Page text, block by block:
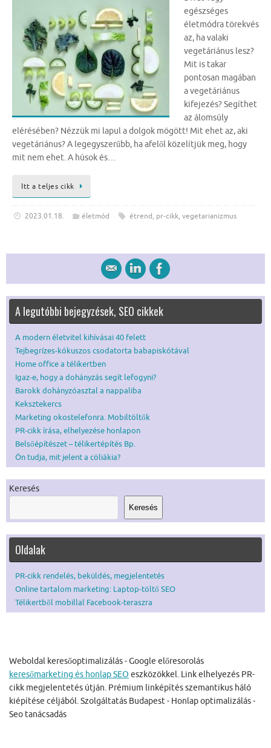
egészséges
életmódra törekvés
az, ha valaki
vegetáriánus lesz?
Mit is takar
pontosan magában
a vegetáriánus
kifejezés? Segíthet
az álomsúly
elérésében? Nézzük mi lapul a dolgok mögött! Mit ehet az, aki
vegetáriánus? A legegyszerűbb, ha afelől közelítjük meg, hogy
mit nem ehet. A húsok és…
Itt a teljes cikk
2023.01.18. életmód étrend, pr-cikk, vegetarianizmus
A legutóbbi bejegyzések, SEO cikkek
A modern életvitel kihívásai 40 felett
Tejbegrízes-kókuszos csodatorta babapiskótával
Home office a télikertben
Igaz-e, hogy a dohányzás segít lefogyni?
Barokk dohányzóasztal a nappaliba
Keksztekercs
Marketing okostelefonra. Mobiltöltők
PR-cikk írása, elhelyezése honlapon
Belsőépítészet – télikertépítés Bp.
Ön tudja, mit jelent a cöliákia?
Keresés
Keresés
Oldalak
PR-cikk rendelés, beküldés, megjelentetés
Online tartalom marketing: Laptop-töltő SEO
Télikertből mobillal Facebook-teraszra
Weboldal keresőoptimalizálás - Google előresorolás
keresőmarketing és honlap SEO eszközökkel. Link elhelyezés PR-
cikk megjelentetés útján. Prémium linképítés szemantikus háló
kiépítése céljából. Szolgáltatás Budapest - Honlap optimalizálás -
Seo tanácsadás